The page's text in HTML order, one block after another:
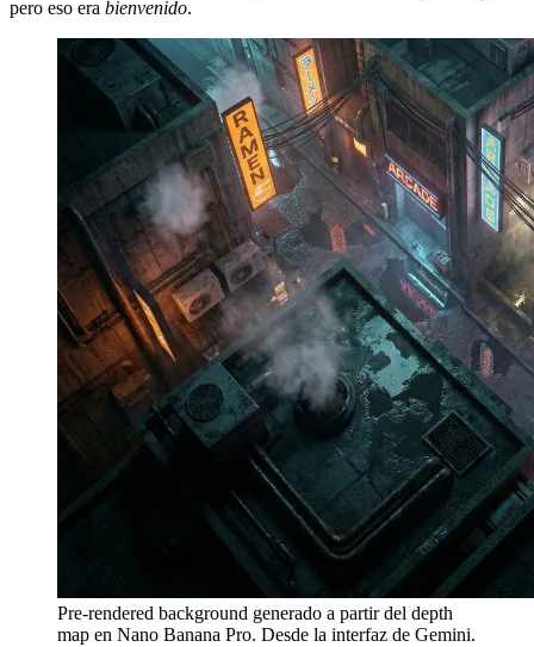
pero eso era bienvenido.
Pre-rendered background generado a partir del depth
map en Nano Banana Pro. Desde la interfaz de Gemini.